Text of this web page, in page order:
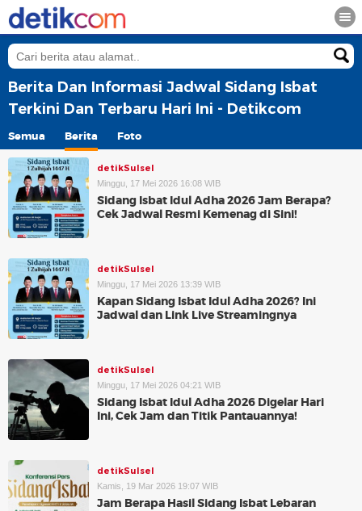
Berita Dan Informasi Jadwal Sidang Isbat
Terkini Dan Terbaru Hari Ini - Detikcom
Semua Berita Foto
detikSulsel
Minggu, 17 Mei 2026 16:08 WIB
Sidang Isbat Idul Adha 2026 Jam Berapa?
Cek Jadwal Resmi Kemenag di Sini!
detikSulsel
Minggu, 17 Mei 2026 13:39 WIB
Kapan Sidang Isbat Idul Adha 2026? Ini
Jadwal dan Link Live Streamingnya
detikSulsel
Minggu, 17 Mei 2026 04:21 WIB
Sidang Isbat Idul Adha 2026 Digelar Hari
Ini, Cek Jam dan Titik Pantauannya!
detikSulsel
Kamis, 19 Mar 2026 19:07 WIB
Jam Berapa Hasil Sidang Isbat Lebaran